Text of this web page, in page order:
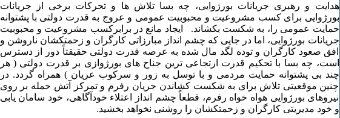
هدایت و رهبری جریانات بورژوایی، چه بسا تلاش ها و تحرکات برخی از جریانات
بورژوایی برای کسب مشروعیت و محبوبیت عمومی و عروج به قدرت دولتی با پشتوانه
حمایت عمومی را، به شکست بکشاند. ایجاد مانع در برابرکسب مشروعیت و محبوبیت
جریانات بورژوایی، اما در جایی که چشم انداز مبارزاتی کارگران و زحمتکشان ناروشن و
افق صعود کارگران و توده لگد مال شده به عرصه قدرت دولتی حقیقتاً دور از دسترس
است، چه بسا با تحکیم قدرت ارتجاعی ترین جناح های بورژوازی بر قدرت دولتی ( هر
چند بی پشتوانه حمایت مردمی و با توسل به زور و سرکوب عریان ) همراه گردد. در
چنین موقعیتی تلاش برای به شکست کشاندن جریان رفرم و تمرکز آتش حمله بر روی
نیروهای بورژوایی هواه خواه رفرم، قطعاً چشم انداز اعتلاء خودآگاهی، خود سامان یابی
و خود مدیریتی کارگران و زحمتکشان را روشنی نخواهد بخشید.